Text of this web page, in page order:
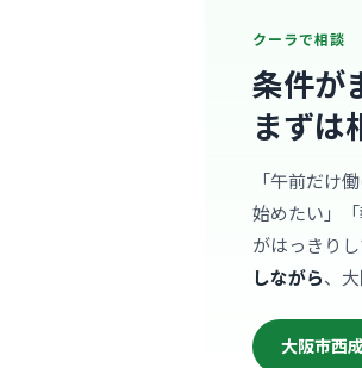
クーラで相談
条件が
まずは
「午前だけ
始めたい」
がはっきり
しながら、
大阪市西